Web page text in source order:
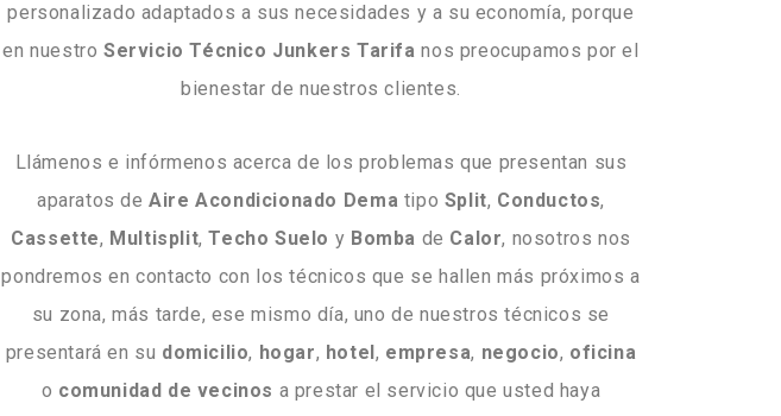
personalizado adaptados a sus necesidades y a su economía, porque
en nuestroServicio Técnico Junkers Tarifa nos preocupamos por el
bienestar de nuestros clientes.
Llámenos e infórmenos acerca de los problemas que presentan sus
aparatos deAire Acondicionado Dema tipo Split, Conductos,
Cassette, Multisplit,Techo Suelo y Bomba de Calor, nosotros nos
pondremos en contacto con los técnicos que se hallen más próximos a
su zona, más tarde, ese mismo día, uno de nuestros técnicos se
presentará en su domicilio, hogar, hotel , empresa, negocio, oficina
o comunidad de vecinos a prestar el servicio que usted haya